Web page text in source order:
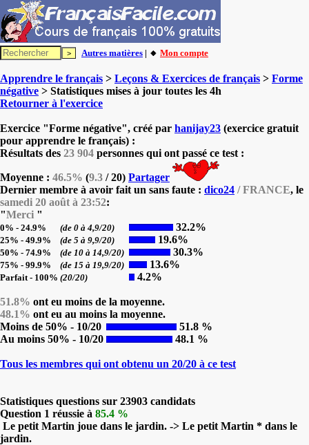
Autres matières | 🔸 Mon compte
Apprendre le français > Leçons & Exercices de français > Forme
négative > Statistiques mises à jour toutes les 4h
Retourner à l'exercice
Exercice "Forme négative", créé par hanijay23 (exercice gratuit
pour apprendre le français) :
Résultats des 23 904 personnes qui ont passé ce test :
Moyenne : 46.5% (9.3 / 20) Partager
Dernier membre à avoir fait un sans faute : dico24 / FRANCE, le
samedi 20 août à 23:52:
"Merci "
0% - 24.9% (de 0 à 4,9/20) 32.2%
25% - 49.9% (de 5 à 9,9/20) 19.6%
50% - 74.9% (de 10 à 14,9/20) 30.3%
75% - 99.9% (de 15 à 19,9/20) 13.6%
Parfait - 100% (20/20) 4.2%
51.8% ont eu moins de la moyenne.
48.1% ont eu au moins la moyenne.
Moins de 50% - 10/20
51.8 %
Au moins 50% - 10/20
48.1 %
Tous les membres qui ont obtenu un 20/20 à ce test
Statistiques questions sur 23903 candidats
Question 1 réussie à 85.4 %
Le petit Martin joue dans le jardin. -> Le petit Martin * dans le
jardin.